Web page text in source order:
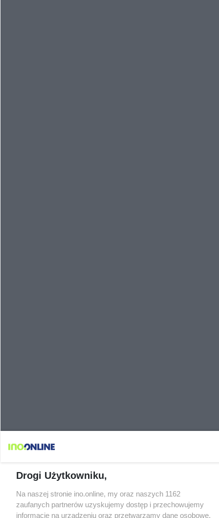
Drogi Użytkowniku,
Na naszej stronie ino.online, my oraz naszych 1162
zaufanych partnerów uzyskujemy dostęp i przechowujemy
informacje na urządzeniu oraz przetwarzamy dane osobowe,